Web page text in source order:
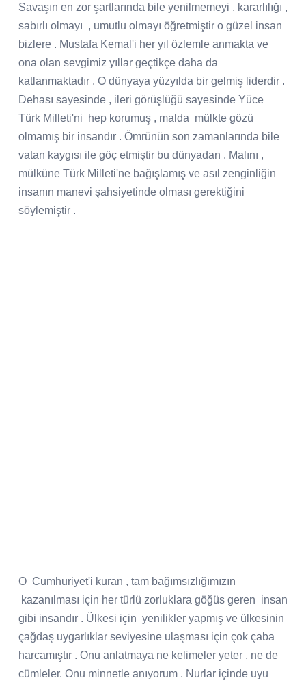
Savaşın en zor şartlarında bile yenilmemeyi , kararlılığı ,
sabırlı olmayı , umutlu olmayı öğretmiştir o güzel insan
bizlere . Mustafa Kemal'i her yıl özlemle anmakta ve
ona olan sevgimiz yıllar geçtikçe daha da
katlanmaktadır . O dünyaya yüzyılda bir gelmiş liderdir .
Dehası sayesinde , ileri görüşlüğü sayesinde Yüce
Türk Milleti'ni hep korumuş , malda mülkte gözü
olmamış bir insandır . Ömrünün son zamanlarında bile
vatan kaygısı ile göç etmiştir bu dünyadan . Malını ,
mülküne Türk Milleti'ne bağışlamış ve asıl zenginliğin
insanın manevi şahsiyetinde olması gerektiğini
söylemiştir .
O Cumhuriyet'i kuran , tam bağımsızlığımızın
kazanılması için her türlü zorluklara göğüs geren insan
gibi insandır . Ülkesi için yenilikler yapmış ve ülkesinin
çağdaş uygarlıklar seviyesine ulaşması için çok çaba
harcamıştır . Onu anlatmaya ne kelimeler yeter , ne de
cümleler. Onu minnetle anıyorum . Nurlar içinde uyu